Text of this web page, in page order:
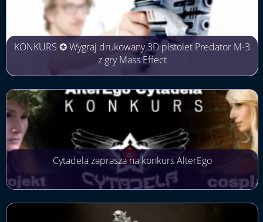
KONKURS ✪ Wygraj drukowany 3D pistolet Predator M-3
z gry Mass Effect
Cytadela zaprasza na konkurs AlterEgo